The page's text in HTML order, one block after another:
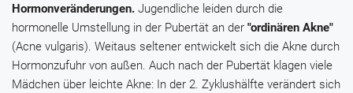
Hormonveränderungen. Jugendliche leiden durch die
hormonelle Umstellung in der Pubertät an der "ordinären Akne"
(Acne vulgaris). Weitaus seltener entwickelt sich die Akne durch
Hormonzufuhr von außen. Auch nach der Pubertät klagen viele
Mädchen über leichte Akne: In der 2. Zyklushälfte verändert sich